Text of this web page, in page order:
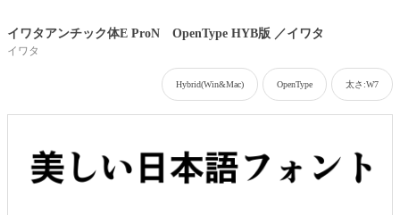
イワタアンチック体E ProN OpenType HYB版 ／イワタ
イワタ
Hybrid(Win&Mac) OpenType 太さ:W7